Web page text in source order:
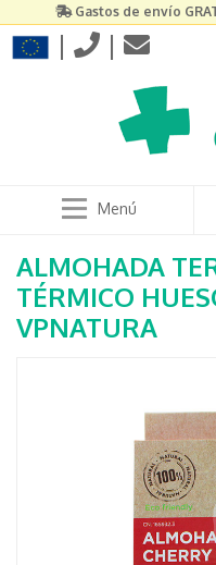
Gastos de envío
| |
Menú
ALMOHADA
TÉRMICO
VPNATURA